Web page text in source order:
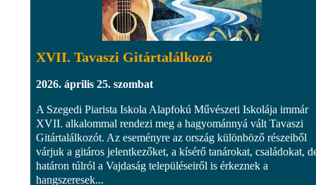
XVII. Tavaszi Gitártalálkozó
2026. április 25. szombat
A Szegedi Piarista Iskola Alapfokú Művészeti Iskolája immár
XVII. alkalommal rendezi meg a hagyománnyá vált Tavaszi
Gitártalálkozót. Az eseményre az ország különböző részeiből
várjuk a gitáros jelentkezőket, a kísérő tanárokat, családokat,
határon túlról a Vajdaság településeiről is érkeznek a
hangszeresek...